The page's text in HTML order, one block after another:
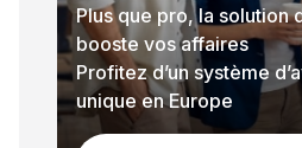
Plus que pro, la solution
booste vos affaires
Profitez d’un système
unique en Europe